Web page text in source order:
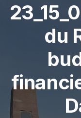
du